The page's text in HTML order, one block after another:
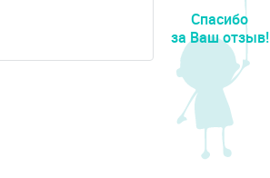
Спасибо
за Ваш отзыв!